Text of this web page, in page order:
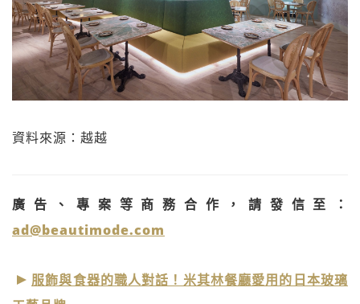
資料來源：越越
廣告、專案等商務合作，請發信至：
ad@beautimode.com
服飾與食器的職人對話！米其林餐廳愛用的日本玻璃